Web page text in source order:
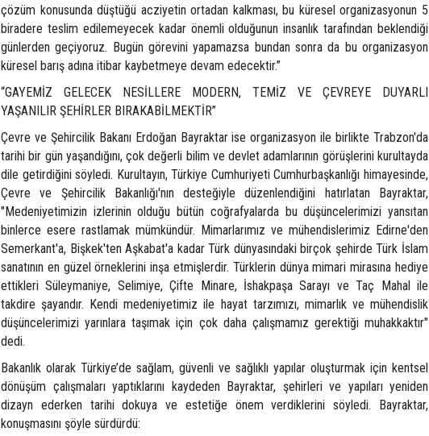
çözüm konusunda düştüğü acziyetin ortadan kalkması, bu küresel organizasyonun 5
biradere teslim edilemeyecek kadar önemli olduğunun insanlık tarafından beklendiği
günlerden geçiyoruz. Bugün görevini yapamazsa bundan sonra da bu organizasyon
küresel barış adına itibar kaybetmeye devam edecektir.”
“GAYEMİZ GELECEK NESİLLERE MODERN, TEMİZ VE ÇEVREYE DUYARLI
YAŞANILIR ŞEHİRLER BIRAKABİLMEKTİR”
Çevre ve Şehircilik Bakanı Erdoğan Bayraktar ise organizasyon ile birlikte Trabzon'da
tarihi bir gün yaşandığını, çok değerli bilim ve devlet adamlarının görüşlerini kurultayda
dile getirdiğini söyledi. Kurultayın, Türkiye Cumhuriyeti Cumhurbaşkanlığı himayesinde,
Çevre ve Şehircilik Bakanlığı'nın desteğiyle düzenlendiğini hatırlatan Bayraktar,
"Medeniyetimizin izlerinin olduğu bütün coğrafyalarda bu düşüncelerimizi yansıtan
binlerce esere rastlamak mümkündür. Mimarlarımız ve mühendislerimiz Edirne'den
Semerkant'a, Bişkek'ten Aşkabat'a kadar Türk dünyasındaki birçok şehirde Türk İslam
sanatının en güzel örneklerini inşa etmişlerdir. Türklerin dünya mimari mirasına hediye
ettikleri Süleymaniye, Selimiye, Çifte Minare, İshakpaşa Sarayı ve Taç Mahal ile
takdire şayandır. Kendi medeniyetimiz ile hayat tarzımızı, mimarlık ve mühendislik
düşüncelerimizi yarınlara taşımak için çok daha çalışmamız gerektiği muhakkaktır"
dedi.
Bakanlık olarak Türkiye’de sağlam, güvenli ve sağlıklı yapılar oluşturmak için kentsel
dönüşüm çalışmaları yaptıklarını kaydeden Bayraktar, şehirleri ve yapıları yeniden
dizayn ederken tarihi dokuya ve estetiğe önem verdiklerini söyledi. Bayraktar,
konuşmasını şöyle sürdürdü: